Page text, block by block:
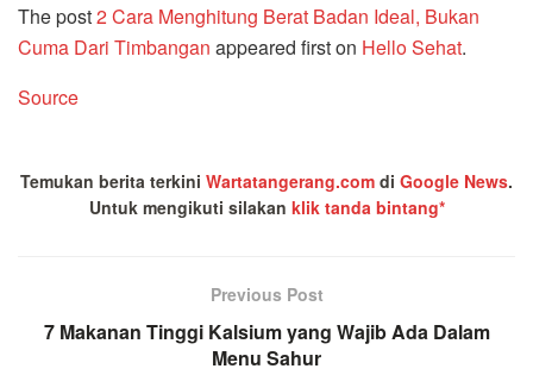
The post2 Cara Menghitung Berat Badan Ideal, Bukan
Cuma Dari Timbangan appeared first on Hello Sehat.
Source
Temukan berita terkini Wartatangerang.com di Google News.
Untuk mengikuti silakan klik tanda bintang*
Previous Post
7 Makanan Tinggi Kalsium yang Wajib Ada Dalam
Menu Sahur